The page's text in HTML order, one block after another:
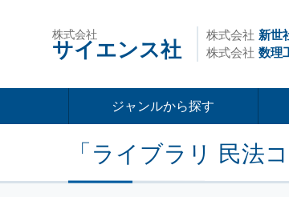
株式会社
サイエンス社
株式会社 新世
株式会社 数理
ジャンルから探す
「ライブラリ 民法